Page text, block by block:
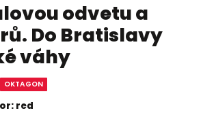
odvetu a
Do Bratislavy
váhy
OKTAGON
red